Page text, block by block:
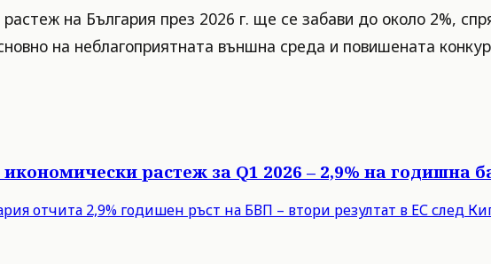
на България през 2026 г. ще се забави до около 2%,
на неблагоприятната външна среда и повишената
растеж за Q1 2026 – 2,9% на годишна
отчита 2,9% годишен ръст на БВП – втори резултат в ЕС след